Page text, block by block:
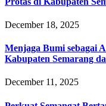
December 18, 2025
Menjaga Bumi sebagai
Kabupaten Semarang
December 11, 2025